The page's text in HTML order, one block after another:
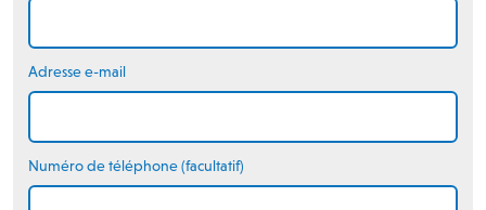
Adresse e-mail
Numéro de téléphone (facultatif)